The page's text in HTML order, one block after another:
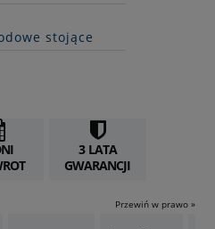
stojące
3 LATA
GWARANCJI
Przewiń w prawo »